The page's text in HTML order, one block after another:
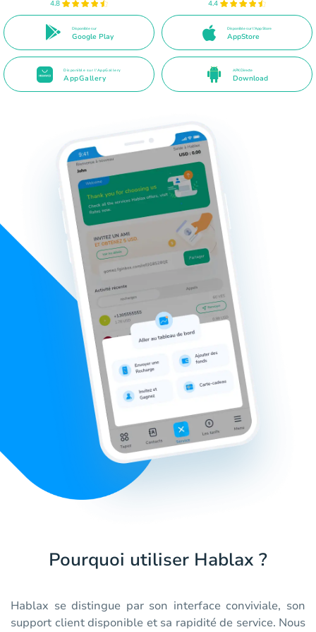
4.8
Disponible sur
Google Play
4.4
Disponible sur l'App Store
AppStore
Disponible sur l'AppGallery
AppGallery
APK Directe
Download
Pourquoi utiliser Hablax ?
Hablax se distingue par son interface conviviale, son
support client disponible et sa rapidité de service. Nous